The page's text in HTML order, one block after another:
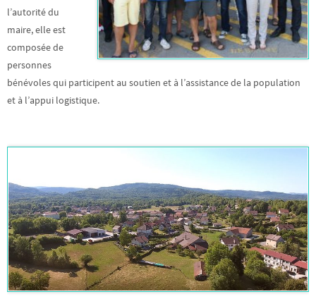
l’autorité du
maire, elle est
composée de
personnes
bénévoles qui participent au soutien et à l’assistance de la population
et à l’appui logistique.